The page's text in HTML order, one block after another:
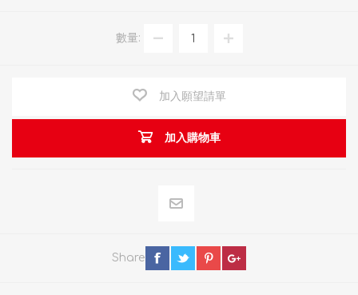
數量:
加入願望請單
加入購物車
Share